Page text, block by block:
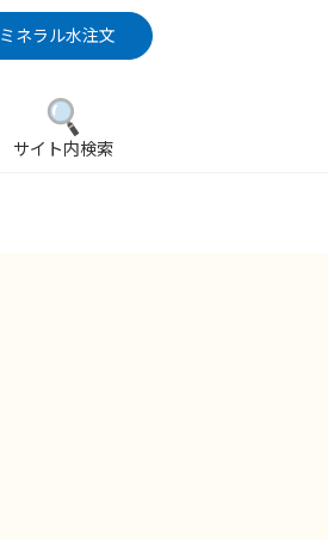
ミネラル水注文
サイト内検索